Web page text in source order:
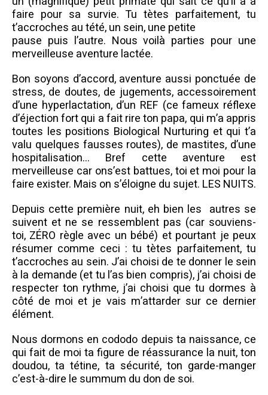
faire pour sa survie. Tu tètes parfaitement, tu
t’accroches au tété, un sein, une petite
pause puis l’autre. Nous voilà parties pour une
merveilleuse aventure lactée.
Bon soyons d’accord, aventure aussi ponctuée de
stress, de doutes, de jugements, accessoirement
d’une hyperlactation, d’un REF (ce fameux réflexe
d’éjection fort qui a fait rire ton papa, qui m’a appris
toutes les positions Biological Nurturing et qui t’a
valu quelques fausses routes), de mastites, d’une
hospitalisation… Bref cette aventure est
merveilleuse car ons’est battues, toi et moi pour la
faire exister. Mais on s’éloigne du sujet. LES NUITS.
Depuis cette première nuit, eh bien les autres se
suivent et ne se ressemblent pas (car souviens-
toi, ZÉRO règle avec un bébé) et pourtant je peux
résumer comme ceci : tu tètes parfaitement, tu
t’accroches au sein. J’ai choisi de te donner le sein
à la demande (et tu l’as bien compris), j’ai choisi de
respecter ton rythme, j’ai choisi que tu dormes à
côté de moi et je vais m’attarder sur ce dernier
élément.
Nous dormons en cododo depuis ta naissance, ce
qui fait de moi ta figure de réassurance la nuit, ton
doudou, ta tétine, ta sécurité, ton garde-manger
c’est-à-dire le summum du don de soi.